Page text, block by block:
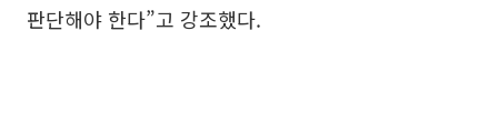
판단해야 한다”고 강조했다.